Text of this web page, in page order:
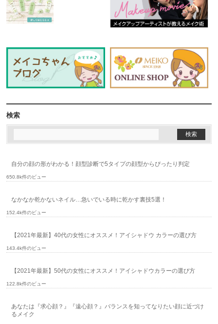
検索
自分の顔の形がわかる！顔型診断で5タイプの顔型からぴったり判定
650.8k件のビュー
なかなか乾かないネイル…急いでいる時に乾かす裏技5選！
152.4k件のビュー
【2021年最新】40代の女性にオススメ！アイシャドウ カラーの選び方
143.4k件のビュー
【2021年最新】50代の女性にオススメ！アイシャドウカラーの選び方
122.8k件のビュー
あなたは『求心顔？』『遠心顔？』バランスを知ってなりたい顔に近づけ
るメイク